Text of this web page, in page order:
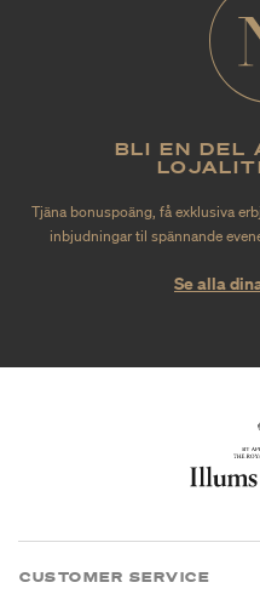
BLI EN DEL
Tjäna bonuspoäng, få exklusiva
inbjudningar til spännande
Se alla
CUSTOMER SERVICE